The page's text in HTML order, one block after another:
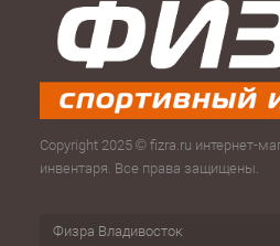
Copyright 2025 © fizra.ru интернет-
инвентаря. Все права защищены.
Физра Владивосток